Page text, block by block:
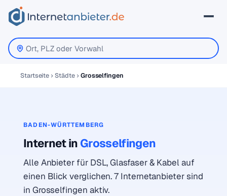
Startseite Städte Grosselfingen
BADEN-WÜRTTEMBERG
Internet in Grosselfingen
Alle Anbieter für DSL, Glasfaser & Kabel auf
einen Blick verglichen. 7 Internetanbieter sind
in Grosselfingen aktiv.